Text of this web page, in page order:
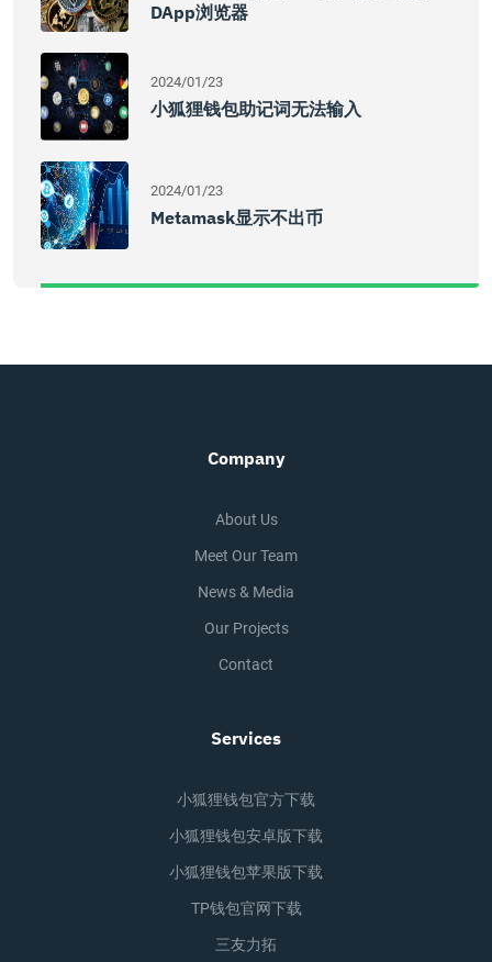
DApp浏览器
2024/01/23
小狐狸钱包助记词无法输入
2024/01/23
Metamask显示不出币
Company
About Us
Meet Our Team
News & Media
Our Projects
Contact
Services
小狐狸钱包官方下载
小狐狸钱包安卓版下载
小狐狸钱包苹果版下载
TP钱包官网下载
三友力拓